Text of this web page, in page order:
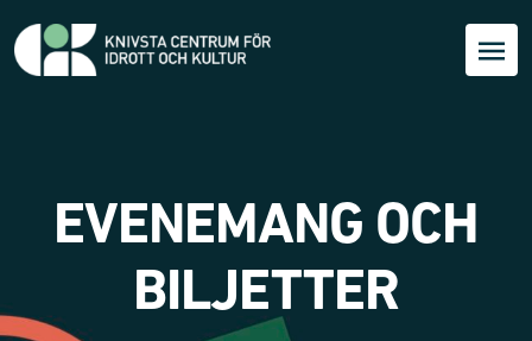
EVENEMANG OCH
BILJETTER